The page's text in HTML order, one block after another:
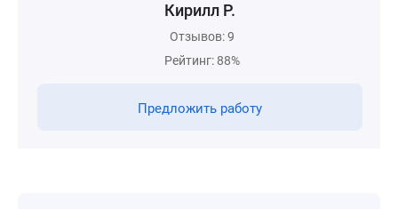
Кирилл Р.
Отзывов: 9
Рейтинг: 88%
Предложить работу